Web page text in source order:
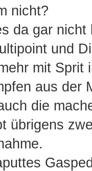
nicht?
da gar nicht
und
mit Sprit
aus der
die
übrigens